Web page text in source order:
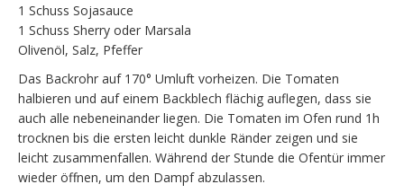
1 Schuss Sojasauce
1 Schuss Sherry oder Marsala
Olivenöl, Salz, Pfeffer
Das Backrohr auf 170° Umluft vorheizen. Die Tomaten
halbieren und auf einem Backblech flächig auflegen, dass sie
auch alle nebeneinander liegen. Die Tomaten im Ofen rund 1h
trocknen bis die ersten leicht dunkle Ränder zeigen und sie
leicht zusammenfallen. Während der Stunde die Ofentür immer
wieder öffnen, um den Dampf abzulassen.